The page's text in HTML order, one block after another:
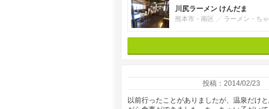
川尻ラーメン けんだま
熊本市・南区 ラーメン・ちゃ
投稿：2014/02/23
以前行ったことがありましたが、温泉だけ